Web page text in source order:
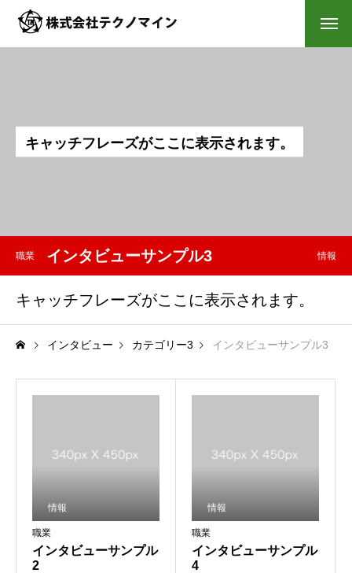
キャ ッチフレーズがこ こ に表示されます。
職業 インタビューサンプル3 情報
キャッチフレーズがここに表示されます。
インタビュー カテゴリー3 インタビューサンプル3
職業
インタビューサンプル
2
情報
職業
インタビューサンプル
4
情報